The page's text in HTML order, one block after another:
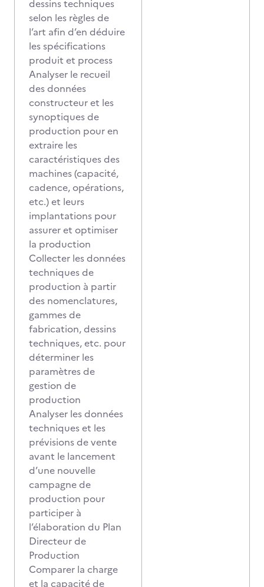
dessins techniques
selon les règles de
l’art afin d’en déduire
les spécifications
produit et process
Analyser le recueil
des données
constructeur et les
synoptiques de
production pour en
extraire les
caractéristiques des
machines (capacité,
cadence, opérations,
etc.) et leurs
implantations pour
assurer et optimiser
la production
Collecter les données
techniques de
production à partir
des nomenclatures,
gammes de
fabrication, dessins
techniques, etc. pour
déterminer les
paramètres de
gestion de
production
Analyser les données
techniques et les
prévisions de vente
avant le lancement
d’une nouvelle
campagne de
production pour
participer à
l’élaboration du Plan
Directeur de
Production
Comparer la charge
et la capacité de